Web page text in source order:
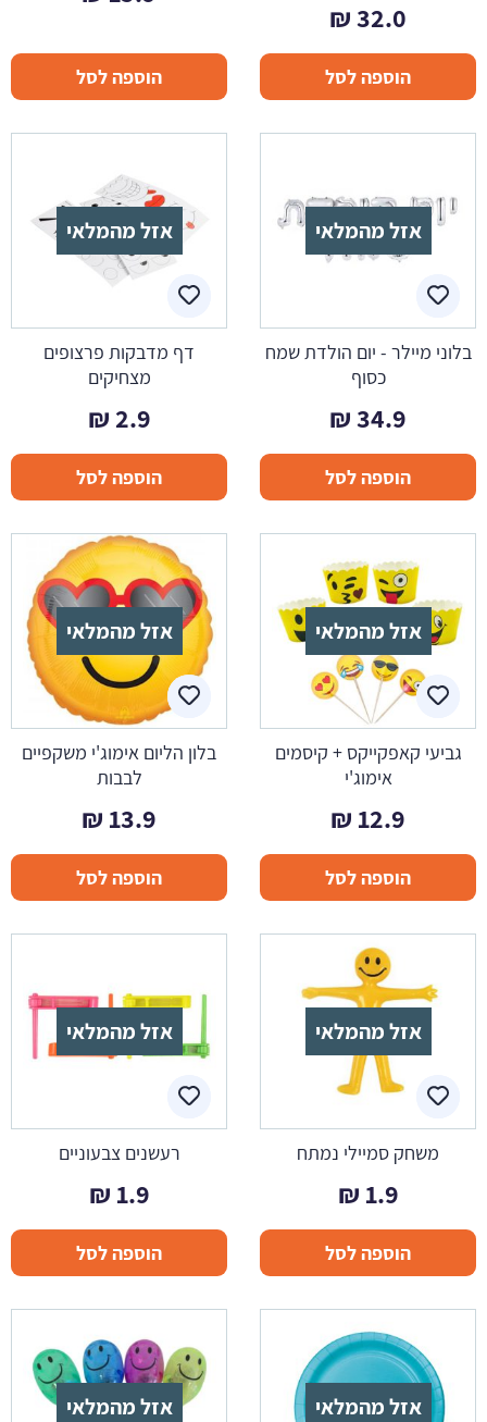
32.0
₪
הוספה לסל הוספה לסל
אזל מהמלאי
בלוני מיילר - יום הולדת שמח
כסוף
34.9
₪
הוספה לסל
אזל מהמלאי
דף מדבקות פרצופים
מצחיקים
2.9
₪
הוספה לסל
אזל מהמלאי
גביעי קאפקייקס + קיסמים
אימוג'י
12.9
₪
הוספה לסל
אזל מהמלאי
בלון הליום אימוג'י משקפיים
לבבות
13.9
₪
הוספה לסל
אזל מהמלאי
משחק סמיילי נמתח
1.9
₪
הוספה לסל
אזל מהמלאי
רעשנים צבעוניים
1.9
₪
הוספה לסל
אזל מהמלאי אזל מהמלאי